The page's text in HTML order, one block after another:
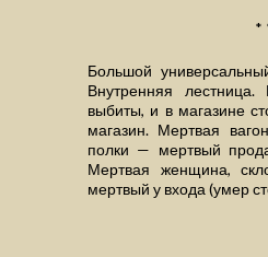
*
Большой
Внутренняя лестница.
выбиты, и в магазине
магазин. Мертвая
полки — мертвый
Мертвая женщина,
мертвый у входа (умер